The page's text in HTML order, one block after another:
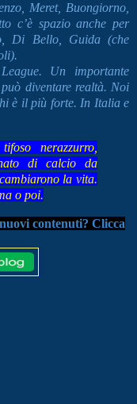
Meret, Buongiorno,
c’è spazio anche per
Di Bello, Guida (che
Un importante
diventare realtà. Noi
è il più forte. In Italia e
nerazzurro,
di calcio da
la vita.
o poi.
contenuti? Clicca